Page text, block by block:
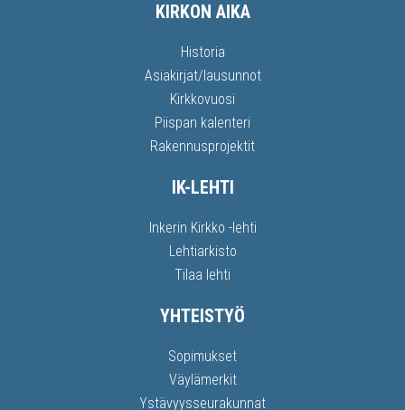
KIRKON AIKA
Historia
Asiakirjat/lausunnot
Kirkkovuosi
Piispan kalenteri
Rakennusprojektit
IK-LEHTI
Inkerin Kirkko -lehti
Lehtiarkisto
Tilaa lehti
YHTEISTYÖ
Sopimukset
Väylämerkit
Ystävyysseurakunnat